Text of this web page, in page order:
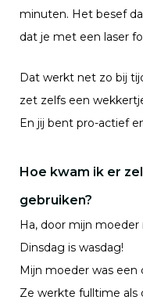
minuten. Het besef
dat je met een laser
Dat werkt net zo bij
zet zelfs een
En jij bent pro-actief
Hoe kwam ik er
gebruiken?
Ha, door mijn moeder
Dinsdag is wasdag!
Mijn moeder was een
Ze werkte fulltime als